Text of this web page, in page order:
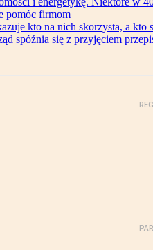
pomóc firmom
kto na nich skorzysta, a kto
spóźnia się z przyjęciem